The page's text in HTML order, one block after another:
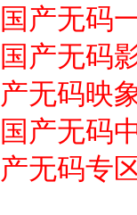
国产无码
国产无码
产无码映
国产无码
产无码专